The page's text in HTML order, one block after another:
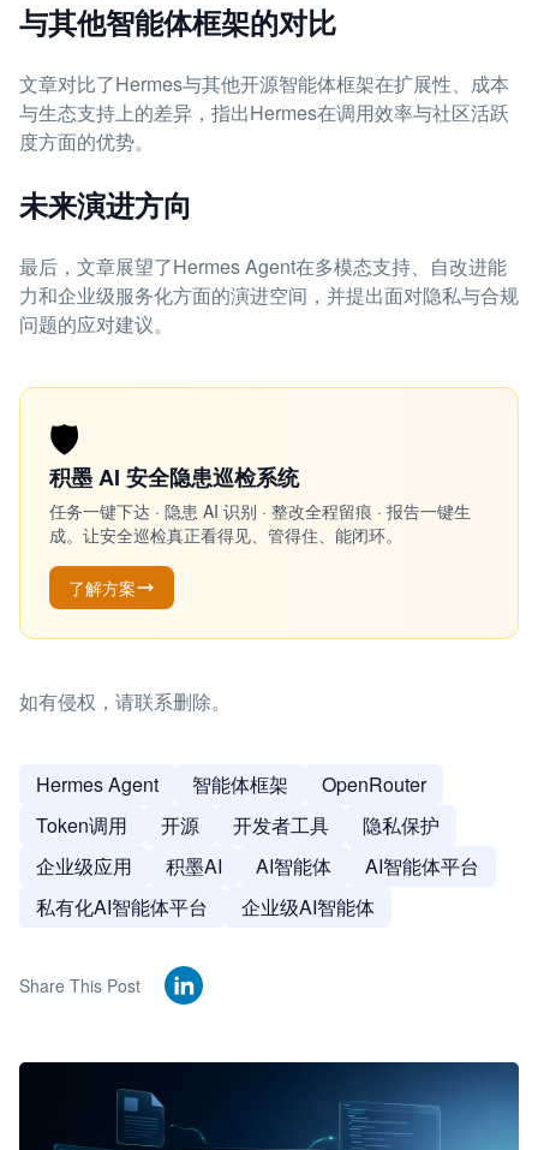
与其他智能体框架的对比
文章对比了Hermes与其他开源智能体框架在扩展性、成本
与生态支持上的差异，指出Hermes在调用效率与社区活跃
度方面的优势。
未来演进方向
最后，文章展望了Hermes Agent在多模态支持、自改进能
力和企业级服务化方面的演进空间，并提出面对隐私与合规
问题的应对建议。
🛡️
积墨 AI 安全隐患巡检系统
任务一键下达 · 隐患 AI 识别 · 整改全程留痕 · 报告一键生
成。让安全巡检真正看得见、管得住、能闭环。
了解方案
如有侵权，请联系删除。
Hermes Agent 智能体框架
OpenRouter
Token调用
开源 开发者工具
隐私保护
企业级应用
积墨AI AI智能体
AI智能体平台
私有化AI智能体平台
企业级AI智能体
Share This Post